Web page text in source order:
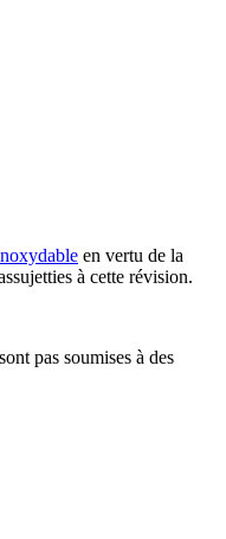
en vertu de la
à cette révision.
pas soumises à des